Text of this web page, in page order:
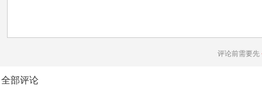
评论前需要先
全部评论